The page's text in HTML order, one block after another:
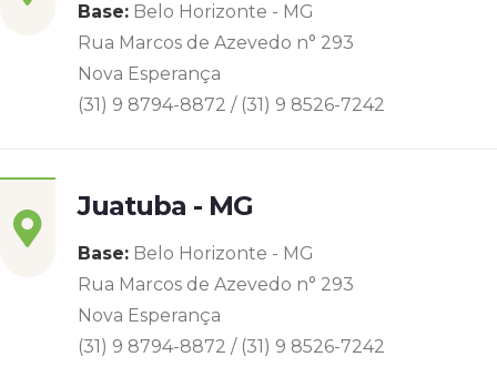
Base: Belo Horizonte - MG
Rua Marcos de Azevedo n° 293
Nova Esperança
(31) 9 8794-8872 / (31) 9 8526-7242
Juatuba - MG
Base: Belo Horizonte - MG
Rua Marcos de Azevedo n° 293
Nova Esperança
(31) 9 8794-8872 / (31) 9 8526-7242